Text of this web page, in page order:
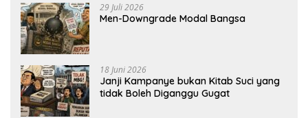
29 Juli 2026
Men-Downgrade Modal Bangsa
18 Juni 2026
Janji Kampanye bukan Kitab Suci yang
tidak Boleh Diganggu Gugat